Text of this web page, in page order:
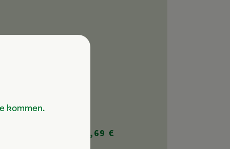
GESAMTSUMME 59,69 €
kommen.